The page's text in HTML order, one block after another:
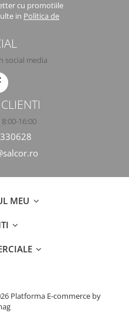
cu promotiile
in Politica de
social media
16:00
MEU
Platforma E-commerce by